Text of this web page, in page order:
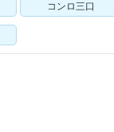
コンロ三口